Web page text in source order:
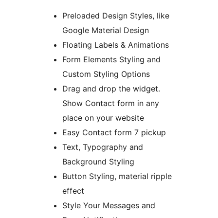
Preloaded Design Styles, like
Google Material Design
Floating Labels & Animations
Form Elements Styling and
Custom Styling Options
Drag and drop the widget.
Show Contact form in any
place on your website
Easy Contact form 7 pickup
Text, Typography and
Background Styling
Button Styling, material ripple
effect
Style Your Messages and